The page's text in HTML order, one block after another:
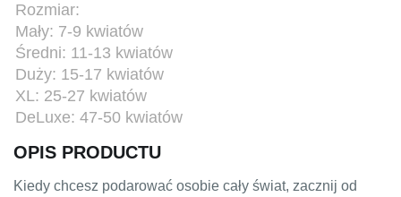
Rozmiar:
Mały: 7-9 kwiatów
Średni: 11-13 kwiatów
Duży: 15-17 kwiatów
XL: 25-27 kwiatów
DeLuxe: 47-50 kwiatów
OPIS PRODUCTU
Kiedy chcesz podarować osobie cały świat, zacznij od